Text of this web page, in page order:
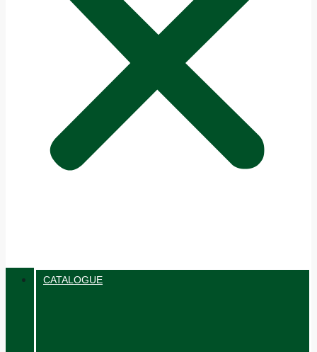
CATALOGUE